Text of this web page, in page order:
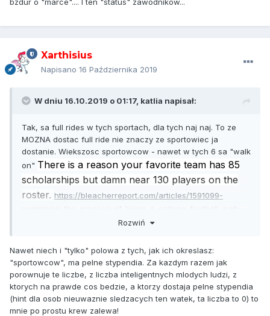
Xarthisius
Napisano 16 Października 2019
W dniu 16.10.2019 o 01:17, katlia napisał:
Tak, sa full rides w tych sportach, dla tych naj naj. To ze
MOZNA dostac full ride nie znaczy ze sportowiec ja
dostanie. Wiekszosc sportowcow - nawet w tych 6 sa "walk
on" There is a reason your favorite team has 85
scholarships but damn near 130 players on the
roster. https://bleacherreport.com/articles/1591099-
on#targetText=Recruited walk-ons are essential,130 players
Rozwiń
Nawet niech i "tylko" polowa z tych, jak ich okreslasz:
"sportowcow", ma pelne stypendia. Za kazdym razem jak
porownuje te liczbe, z liczba inteligentnych mlodych ludzi, z
ktorych na prawde cos bedzie, a ktorzy dostaja pelne stypendia
(hint dla osob nieuwaznie sledzacych ten watek, ta liczba to 0) to
mnie po prostu krew zalewa!